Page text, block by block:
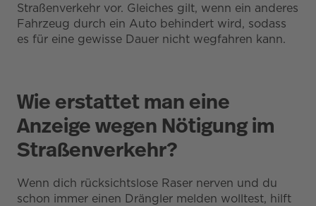
Straßenverkehr vor. Gleiches gilt, wenn ein anderes
Fahrzeug durch ein Auto behindert wird, sodass
es für eine gewisse Dauer nicht wegfahren kann.
Wie erstattet man eine
Anzeige wegen Nötigung im
Straßenverkehr?
Wenn dich rücksichtslose Raser nerven und du
schon immer einen Drängler melden wolltest, hilft